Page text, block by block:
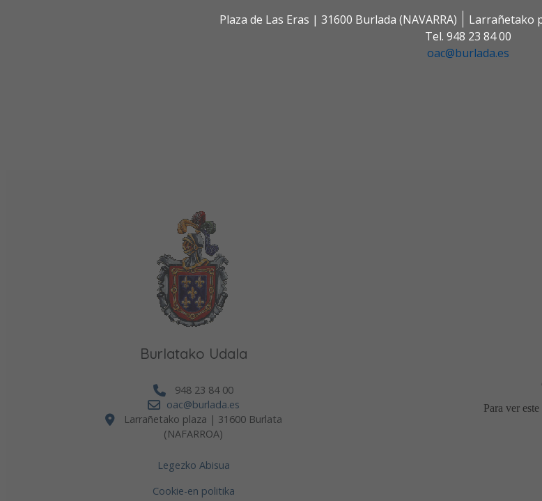
Plaza de Las Eras | 31600 Burlada (NAVARRA)
Larrañetako
Tel. 948 23 84 00
oac@burlada.es
Burlatako Udala
948 23 84 00
oac@burlada.es
Larrañetako plaza | 31600 Burlata
(NAFARROA)
Legezko Abisua
Cookie-en politika